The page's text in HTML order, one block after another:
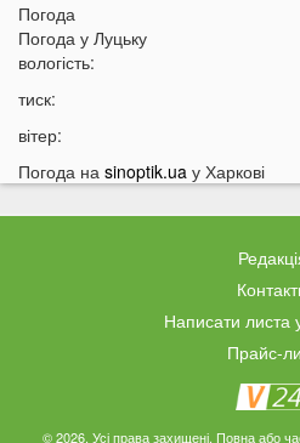
09:05
вважався зниклим безвісти
21:32
20:21
Ці продукти потрібно
можуть бути
кого це стосується
Що категорично
Спас: повний перелік
Водіїв в Україні можуть
На Волині рясно
місце, де шукати гриби
Погода
Погода у Луцьку
вологість:
тиск:
вітер:
Погода на sinoptik.ua у Харкові
Написати листа
Прайс-
© 2026. Усі права захищені. Повна або